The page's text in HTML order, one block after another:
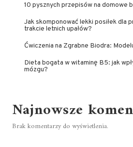
10 pysznych przepisów na domowe
Jak skomponować lekki posiłek dla
trakcie letnich upałów?
Ćwiczenia na Zgrabne Biodra:
Dieta bogata w witaminę B5: jak
mózgu?
Najnowsze
Brak komentarzy do wyświetlenia.